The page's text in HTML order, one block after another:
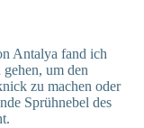
Antalya fand ich
um den
zu machen oder
Sprühnebel des